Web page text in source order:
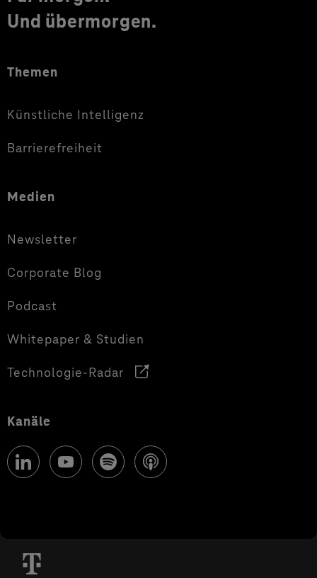
Und übermorgen.
Themen
Künstliche Intelligenz
Barrierefreiheit
Medien
Newsletter
Corporate Blog
Podcast
Whitepaper & Studien
Technologie-Radar
Kanäle